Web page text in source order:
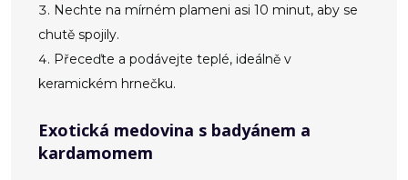
Nechte na mírném plameni asi 10 minut, aby se
chutě spojily.
Přeceďte a podávejte teplé, ideálně v
keramickém hrnečku.
Exotická medovina s badyánem a
kardamomem